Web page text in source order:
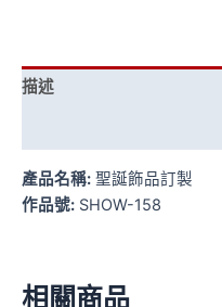
描述
產品名稱: 聖誕飾品訂製
作品號: SHOW-158
相關商品